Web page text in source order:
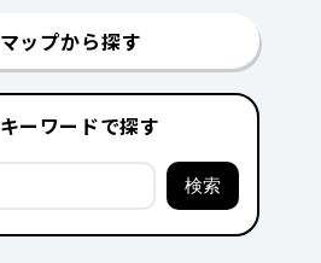
マップから探す
キーワードで探す